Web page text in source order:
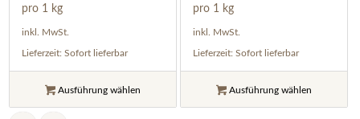
pro 1 kg
inkl. MwSt.
Lieferzeit:Sofort lieferbar
Ausführung wählen
pro 1 kg
inkl. MwSt.
Lieferzeit: Sofort lieferbar
Ausführung wählen